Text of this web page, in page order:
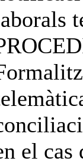
el cas